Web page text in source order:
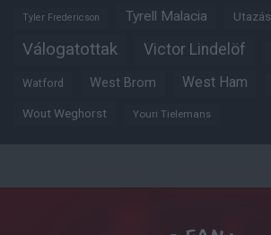
Tyler Fredericson Tyrell Malacia Utazás
Válogatottak Victor Lindelöf
Watford West Brom West Ham
Wout Weghorst Youri Tielemans